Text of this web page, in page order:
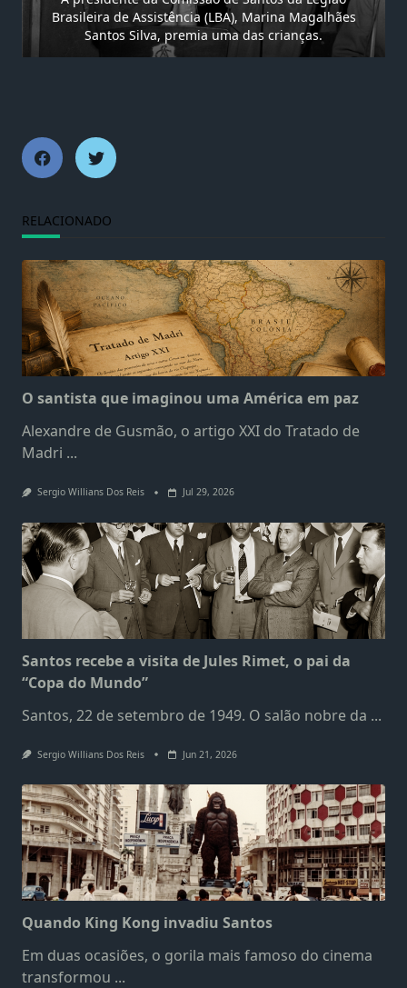
Brasileira de Assistência (LBA), Marina Magalhães
Santos Silva, premia uma das crianças.
RELACIONADO
O santista que imaginou uma América em paz
Alexandre de Gusmão, o artigo XXI do Tratado de
Madri ...
Sergio Willians Dos Reis Jul 29, 2026
Santos recebe a visita de Jules Rimet, o pai da
“Copa do Mundo”
Santos, 22 de setembro de 1949. O salão nobre da ...
Sergio Willians Dos Reis Jun 21, 2026
Quando King Kong invadiu Santos
Em duas ocasiões, o gorila mais famoso do cinema
transformou ...